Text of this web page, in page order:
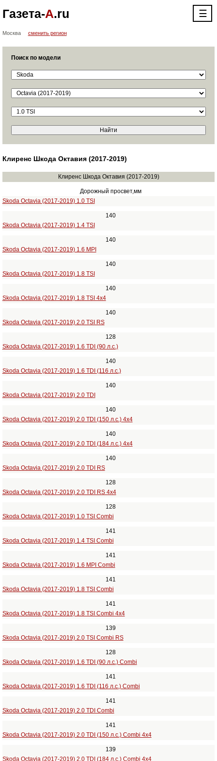
Газета-А.ru ☰
Москва сменить регион
Поиск по модели
Клиренс Шкода Октавия (2017-2019)
Клиренс Шкода Октавия (2017-2019)
Дорожный просвет,мм
Skoda Octavia (2017-2019) 1.0 TSI
140
Skoda Octavia (2017-2019) 1.4 TSI
140
Skoda Octavia (2017-2019) 1.6 MPI
140
Skoda Octavia (2017-2019) 1.8 TSI
140
Skoda Octavia (2017-2019) 1.8 TSI 4x4
140
Skoda Octavia (2017-2019) 2.0 TSI RS
128
Skoda Octavia (2017-2019) 1.6 TDI (90 л.с.)
140
Skoda Octavia (2017-2019) 1.6 TDI (116 л.с.)
140
Skoda Octavia (2017-2019) 2.0 TDI
140
Skoda Octavia (2017-2019) 2.0 TDI (150 л.с.) 4x4
140
Skoda Octavia (2017-2019) 2.0 TDI (184 л.с.) 4x4
140
Skoda Octavia (2017-2019) 2.0 TDI RS
128
Skoda Octavia (2017-2019) 2.0 TDI RS 4x4
128
Skoda Octavia (2017-2019) 1.0 TSI Combi
141
Skoda Octavia (2017-2019) 1.4 TSI Combi
141
Skoda Octavia (2017-2019) 1.6 MPI Combi
141
Skoda Octavia (2017-2019) 1.8 TSI Combi
141
Skoda Octavia (2017-2019) 1.8 TSI Combi 4x4
139
Skoda Octavia (2017-2019) 2.0 TSI Combi RS
128
Skoda Octavia (2017-2019) 1.6 TDI (90 л.с.) Combi
141
Skoda Octavia (2017-2019) 1.6 TDI (116 л.с.) Combi
141
Skoda Octavia (2017-2019) 2.0 TDI Combi
141
Skoda Octavia (2017-2019) 2.0 TDI (150 л.с.) Combi 4x4
139
Skoda Octavia (2017-2019) 2.0 TDI (184 л.с.) Combi 4x4